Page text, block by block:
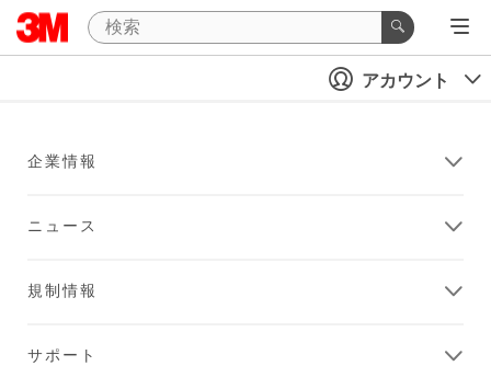
アカウント
企業情報
ニュース
規制情報
サポート